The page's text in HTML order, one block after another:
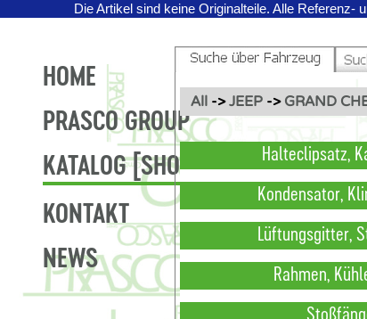
Die Artikel sind keine Originalteile. Alle Referenz-
HOME
PRASCO GROUP
KATALOG [SHOP]
KONTAKT
NEWS
All ->JEEP -> GRAND
Halteclipsatz,
Kondensator,
Lüftungsgitter,
Rahmen,